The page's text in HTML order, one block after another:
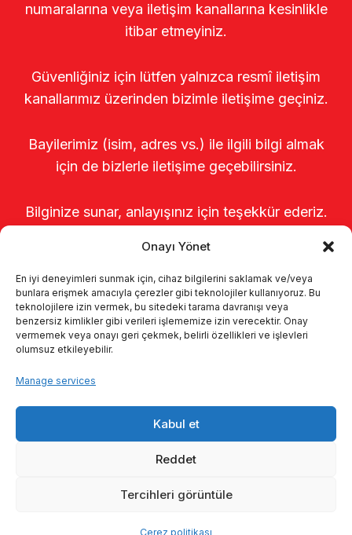
Onayı Yönet
En iyi deneyimleri sunmak için, cihaz bilgilerini saklamak ve/veya
bunlara erişmek amacıyla çerezler gibi teknolojiler kullanıyoruz. Bu
teknolojilere izin vermek, bu sitedeki tarama davranışı veya
benzersiz kimlikler gibi verileri işlememize izin verecektir. Onay
vermemek veya onayı geri çekmek, belirli özellikleri ve işlevleri
olumsuz etkileyebilir.
Manage services
Kabul et
Reddet
Tercihleri görüntüle
Çerez politikası
numaralarına veya iletişim kanallarına kesinlikle
itibar etmeyiniz.
Güvenliğiniz için lütfen yalnızca resmî iletişim
kanallarımız üzerinden bizimle iletişime geçiniz.
Bayilerimiz (isim, adres vs.) ile ilgili bilgi almak
için de bizlerle iletişime geçebilirsiniz.
Bilginize sunar, anlayışınız için teşekkür ederiz.
Kalite politikamız
© 2026 Enka Tarım